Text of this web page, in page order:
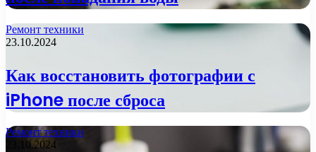
Ремонт техники
23.10.2024
Как восстановить фотографии с
iPhone после сброса
Ремонт техники
23.10.2024